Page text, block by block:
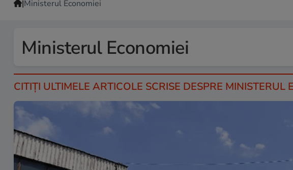
|Ministerul Economiei
Ministerul Economiei
CITIȚI ULTIMELE ARTICOLE SCRISE DESPRE MINISTERUL